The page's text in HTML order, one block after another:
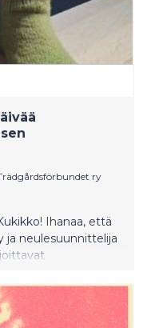
ry
Ihanaa, että
ja neulesuunnittelija
– lämpöä, iloa
talvea.